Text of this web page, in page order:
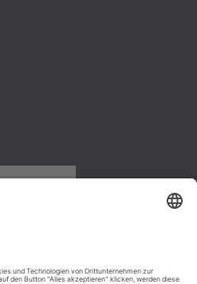
Kundenbewertungen und Erfahrungen zu
immobilienmakler & projektentwicklung hardy fuß